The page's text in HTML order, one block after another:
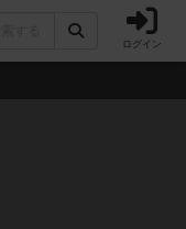
ログイン